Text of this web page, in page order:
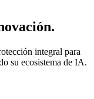
integral para
su ecosistema de IA.